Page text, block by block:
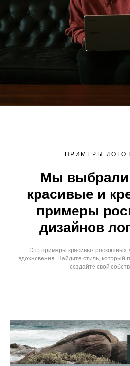
ПРИМЕРЫ
Мы
красивые и
примеры
дизайнов
Это примеры красивых роскошных
вдохновения. Найдите стиль, который
создайте свой